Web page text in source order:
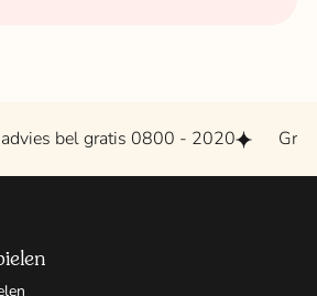
bel gratis 0800 - 2020